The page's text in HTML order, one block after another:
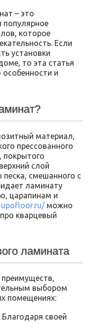
– это
популярное
которое
Если
установки
то эта статья
и
материал,
прессованного
покрытого
слой
песка, смешанного с
ламинату
царапинам и
можно
кварцевый
ламината
выбором
помещениях:
своей